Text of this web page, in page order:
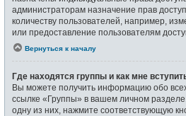
администраторам назначение прав
количеству пользователей, например,
или предоставление пользователям
Вернуться к началу
Где находятся группы и как мне
Вы можете получить информацию обо
ссылке «Группы» в вашем личном
одну из них, нажмите соответствующую